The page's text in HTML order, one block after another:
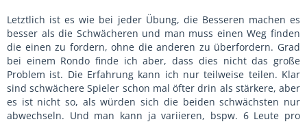
Letztlich ist es wie bei jeder Übung, die Besseren machen es
besser als die Schwächeren und man muss einen Weg finden
die einen zu fordern, ohne die anderen zu überfordern. Grad
bei einem Rondo finde ich aber, dass dies nicht das große
Problem ist. Die Erfahrung kann ich nur teilweise teilen. Klar
sind schwächere Spieler schon mal öfter drin als stärkere, aber
es ist nicht so, als würden sich die beiden schwächsten nur
abwechseln. Und man kann ja variieren, bspw. 6 Leute pro